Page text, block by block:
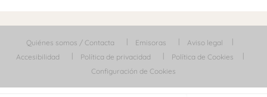
Quiénes somos / Contacta Emisoras
Aviso legal
Accesibilidad
Política de privacidad
Política de Cookies
Configuración de Cookies